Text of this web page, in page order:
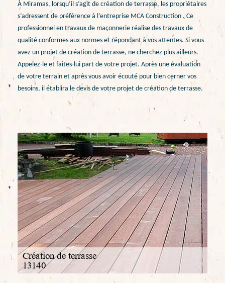
À Miramas, lorsqu’il s’agit de création de terrasse, les propriétaires
s’adressent de préférence à l’entreprise MCA Construction . Ce
professionnel en travaux de maçonnerie réalise des travaux de
qualité conformes aux normes et répondant à vos attentes. Si vous
avez un projet de création de terrasse, ne cherchez plus ailleurs.
Appelez-le et faites-lui part de votre projet. Après une évaluation
de votre terrain et après vous avoir écouté pour bien cerner vos
besoins, il établira le devis de votre projet de création de terrasse.